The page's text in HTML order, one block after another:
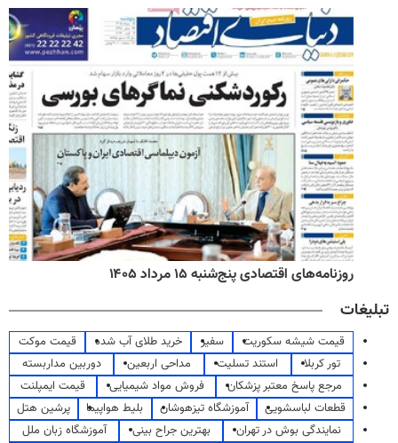
روزنامه‌های اقتصادی پنج‌شنبه ۱۵ مرداد ۱۴۰۵
تبلیغات
قیمت شیشه سکوریت سفیر خرید طلای آب شده
قیمت موکت
تور کربلا
استند تسلیت مداحی اربعین
دوربین مداربسته
مرجع پاسخ معتبر پزشکان
فروش مواد شیمیایی
قیمت ایمپلنت
قطعات لباسشویی
آموزشگاه تیزهوشان بلیط هواپیما
پرشین هتل
نمایندگی بوش در تهران
بهترین جراح بینی
آموزشگاه زبان ملل